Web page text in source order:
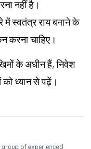
नहीं है।
में स्वतंत्र राय बनाने के
करना चाहिए।
के अधीन हैं, निवेश
ध्यान से पढ़ें।
group of experienced